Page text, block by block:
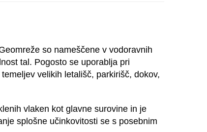
so nameščene v vodoravnih
tal. Pogosto se uporablja pri
velikih letališč, parkirišč, dokov,
vlaken kot glavne surovine in je
splošne učinkovitosti se s posebnim